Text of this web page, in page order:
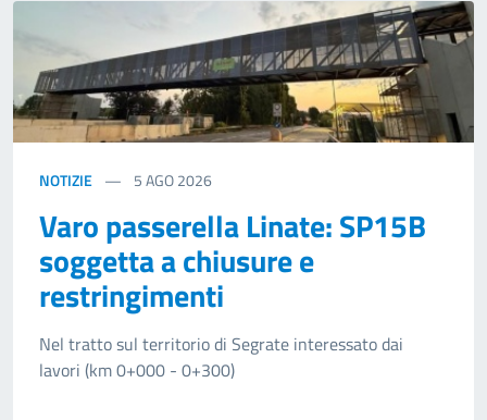
NOTIZIE 5AGO 2026
Varo passerella Linate: SP15B
soggetta a chiusure e
restringimenti
Nel tratto sul territorio di Segrate interessato dai
lavori (km 0+000 - 0+300)